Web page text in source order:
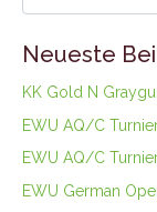
Neueste
KK Gold N
EWU AQ/C
EWU AQ/C
EWU German